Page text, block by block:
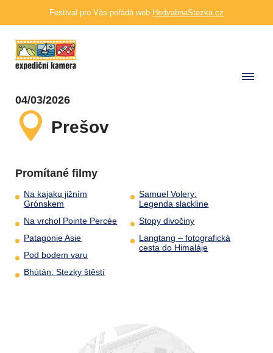
Festival pro Vás pořádá web HedvabnaStezka.cz
04/03/2026
Prešov
Promítané filmy
Na kajaku jižním
Grónskem
Na vrchol Pointe Percée
Patagonie Asie
Pod bodem varu
Bhútán: Stezky štěstí
Samuel Volery:
Legenda slackline
Stopy divočiny
Langtang – fotografická
cesta do Himaláje